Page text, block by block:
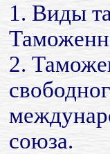
1. Виды
2.
союза.